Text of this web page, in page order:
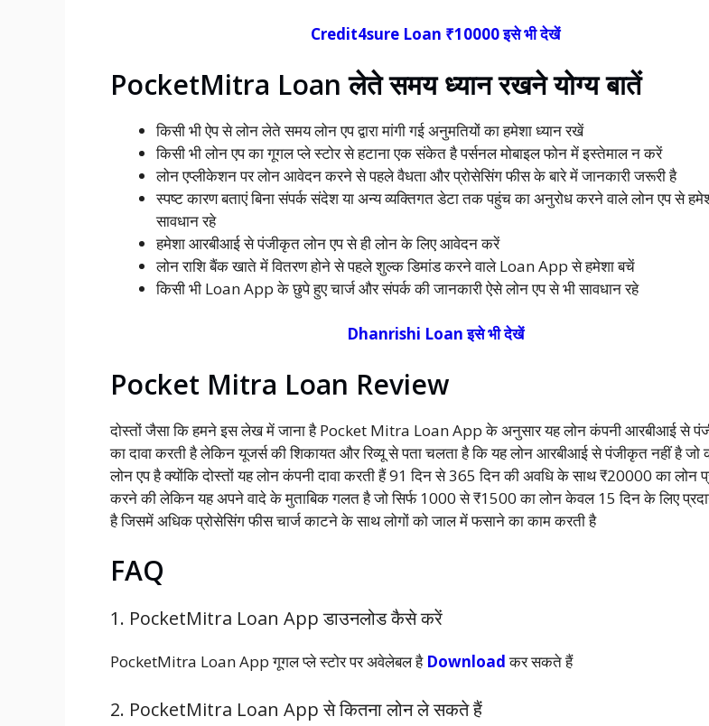
Credit4sure Loan ₹10000 इसे भी देखें
PocketMitra Loan लेते समय ध्यान रखने योग्य बातें
किसी भी ऐप से लोन लेते समय लोन एप द्वारा मांगी गई अनुमतियों का हमेशा ध्यान रखें
किसी भी लोन एप का गूगल प्ले स्टोर से हटाना एक संकेत है पर्सनल मोबाइल फोन में इस्तेमाल न करें
लोन एप्लीकेशन पर लोन आवेदन करने से पहले वैधता और प्रोसेसिंग फीस के बारे में जानकारी जरूरी है
स्पष्ट कारण बताएं बिना संपर्क संदेश या अन्य व्यक्तिगत डेटा तक पहुंच का अनुरोध करने वाले लोन एप से
सावधान रहे
हमेशा आरबीआई से पंजीकृत लोन एप से ही लोन के लिए आवेदन करें
लोन राशि बैंक खाते में वितरण होने से पहले शुल्क डिमांड करने वाले Loan App से हमेशा बचें
किसी भी Loan App के छुपे हुए चार्ज और संपर्क की जानकारी ऐसे लोन एप से भी सावधान रहे
Dhanrishi Loan इसे भी देखें
Pocket Mitra Loan Review
दोस्तों जैसा कि हमने इस लेख में जाना है Pocket Mitra Loan App के अनुसार यह लोन कंपनी आरबीआई से
का दावा करती है लेकिन यूजर्स की शिकायत और रिव्यू से पता चलता है कि यह लोन आरबीआई से पंजीकृत नहीं है जो
लोन एप है क्योंकि दोस्तों यह लोन कंपनी दावा करती हैं 91 दिन से 365 दिन की अवधि के साथ ₹20000 का लोन
करने की लेकिन यह अपने वादे के मुताबिक गलत है जो सिर्फ 1000 से ₹1500 का लोन केवल 15 दिन के लिए
है जिसमें अधिक प्रोसेसिंग फीस चार्ज काटने के साथ लोगों को जाल में फसाने का काम करती है
FAQ
1. PocketMitra Loan App डाउनलोड कैसे करें
PocketMitra Loan App गूगल प्ले स्टोर पर अवेलेबल है Downloadकर सकते हैं
2. PocketMitra Loan App से कितना लोन ले सकते हैं